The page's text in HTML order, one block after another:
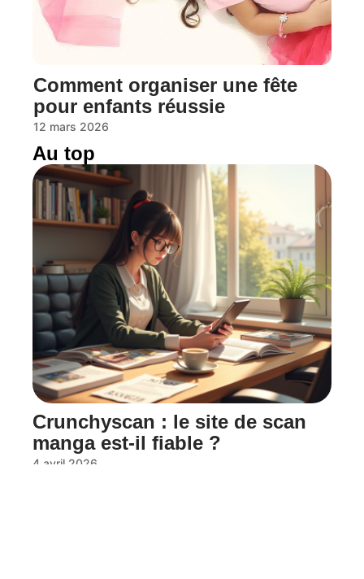
Comment organiser une fête
pour enfants réussie
12 mars 2026
Au top
Crunchyscan : le site de scan
manga est-il fiable ?
4 avril 2026